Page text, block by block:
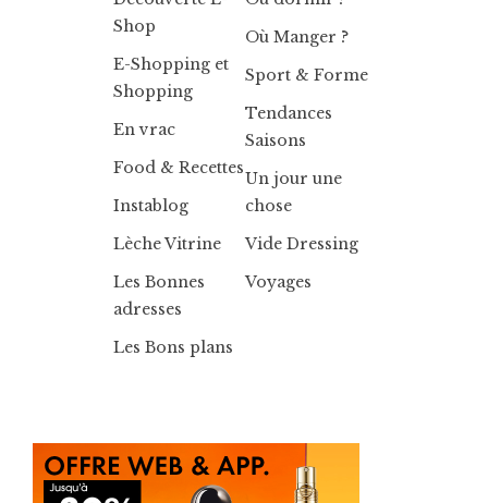
Shop
E-Shopping et
Shopping
En vrac
Food & Recettes
Instablog
Lèche Vitrine
Les Bonnes
adresses
Les Bons plans
Où Manger ?
Sport & Forme
Tendances
Saisons
Un jour une
chose
Vide Dressing
Voyages